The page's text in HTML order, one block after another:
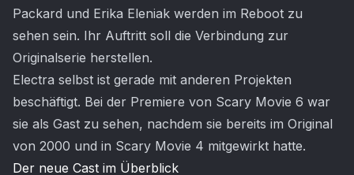
Packard und Erika Eleniak werden im Reboot zu
sehen sein. Ihr Auftritt soll die Verbindung zur
Originalserie herstellen.
Electra selbst ist gerade mit anderen Projekten
beschäftigt. Bei der Premiere von Scary Movie 6 war
sie als Gast zu sehen, nachdem sie bereits im Original
von 2000 und in Scary Movie 4 mitgewirkt hatte.
Der neue Cast im Überblick